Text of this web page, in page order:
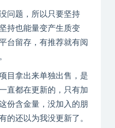
问题，所以只要坚持
持也能量变产生质变
台留存，有推荐就有阅
目拿出来单独出售，是
直都在更新的，只有加
份含金量，没加入的朋
的还以为我没更新了。